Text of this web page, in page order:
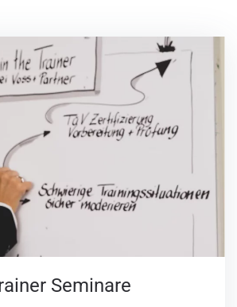
Seminare